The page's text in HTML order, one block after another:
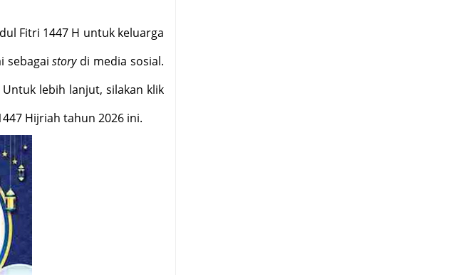
Fitri 1447 H untuk keluarga
sebagai storydi media sosial.
lebih lanjut, silakan klik
Hijriah tahun 2026 ini.